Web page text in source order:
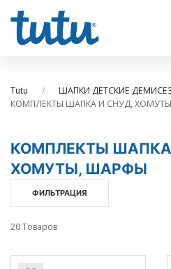
Tutu
ШАПКИ ДЕТСКИЕ
КОМПЛЕКТЫ ШАПКА И СНУД,
КОМПЛЕКТЫ
ХОМУТЫ, ШАРФЫ
ФИЛЬТРАЦИЯ
20 Товаров